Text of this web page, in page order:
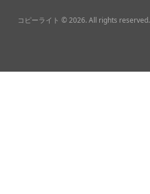
コピーライト © 2026. All rights reserved.